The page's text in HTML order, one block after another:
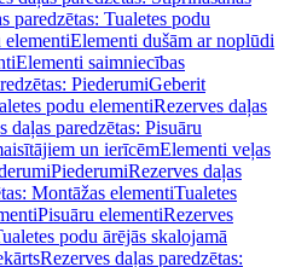
paredzētas: Tualetes podu
elementiElementi dušām ar noplūdi
Elementi saimniecības
PiederumiGeberit
podu elementiRezerves daļas
daļas paredzētas: Pisuāru
un ierīcēmElementi veļas
PiederumiRezerves daļas
Montāžas elementiTualetes
Pisuāru elementiRezerves
podu ārējās skalojamā
Rezerves daļas paredzētas: